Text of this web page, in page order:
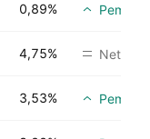
0,89%
4,75% Netral
3,53%